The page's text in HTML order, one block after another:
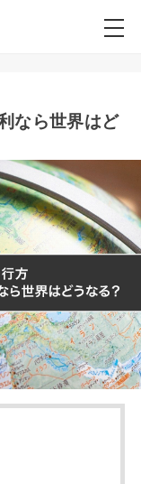
なら世界はど